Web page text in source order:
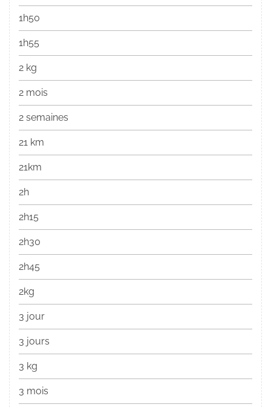
1h50
1h55
2 kg
2 mois
2 semaines
21 km
21km
2h
2h15
2h30
2h45
2kg
3 jour
3 jours
3 kg
3 mois